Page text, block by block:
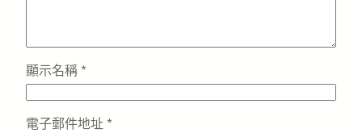
顯示名稱 *
電子郵件地址 *